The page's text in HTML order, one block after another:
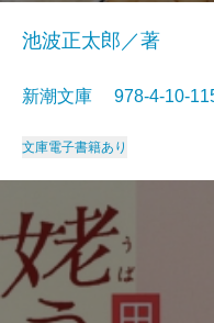
池波正太郎／著
新潮文庫 978-4-10-
文庫電子書籍あり